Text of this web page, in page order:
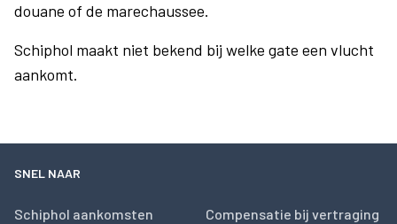
douane of de marechaussee.
Schiphol maakt niet bekend bij welke gate een vlucht
aankomt.
SNEL NAAR
Schiphol aankomsten
Compensatie bij vertraging